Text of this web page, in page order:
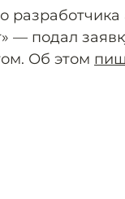
разработчика
— подал
Об этом